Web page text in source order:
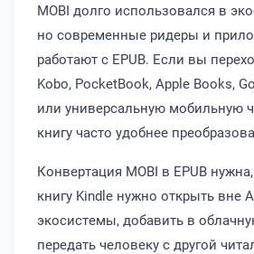
MOBI долго использовался в
но современные ридеры и
работают с EPUB. Если вы
Kobo, PocketBook, Apple Books,
или универсальную мобильную
книгу часто удобнее
Конвертация MOBI в EPUB
книгу Kindle нужно открыть вне
экосистемы, добавить в
передать человеку с другой